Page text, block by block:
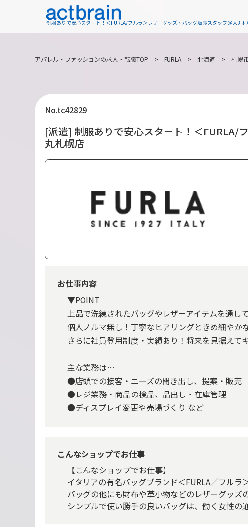
制服ありで安心スタート！＜FURLA/フルラ＞レザーグッズ・バッグ販売スタッフ＠大丸
アパレル・ファッションの求人・転職TOP > FURLA> 北海道 > 札幌
No.tc42829
[派遣] 制服ありで安心スタート！＜FURLA/
丸札幌店
お仕事内容
▼POINT
上品で洗練されたバッグやレザーアイテムを通し
個人ノルマ無し！丁寧なヒアリングときめ細やか
さらに社員登用制度・実績あり！将来を見据え
主な業務は…
●店頭での接客・ニーズの聞き出し、提案・販売
●レジ業務・商品の検品、品出し・在庫管理
●ディスプレイ変更や売場づくり など
こんなショップでお仕事
【こんなショップでお仕事】
イタリアの有名バッグブランド＜FURLA／フルラ
バッグの他にも財布や革小物などのレザーグッズ
シンプルで使い勝手の良いバッグは、働く女性の